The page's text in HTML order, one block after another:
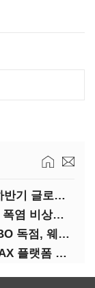
티빙·콘텐츠 IP 키운다…CJ ENM, 하반기 글로벌 확장 가속
작업자·통신망 이중 관리…통신3사, 폭염 비상대응 돌입
티빙 첫 분기 흑자…"2031년까지 KBO 독점, 웨이브 합병도 속도"
박윤영 KT 대표, AIDC 현장경영…"AX 플랫폼 핵심 인프라로 키운다"